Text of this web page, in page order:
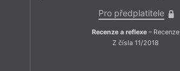
Pro předplatitele
Recenze a reflexe– Recenze
Z čísla 11/2018